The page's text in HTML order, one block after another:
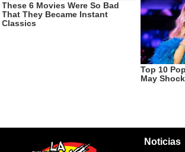
Noticias